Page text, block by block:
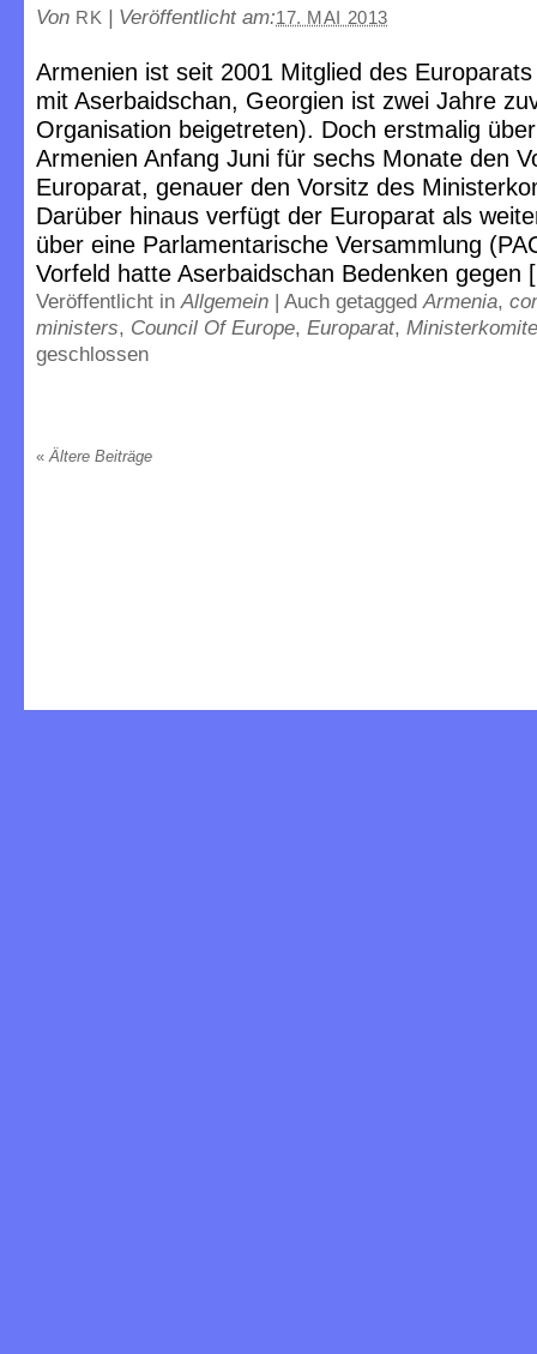
Von RK | Veröffentlicht am:17. MAI 2013
Armenien ist seit 2001 Mitglied des
mit Aserbaidschan, Georgien ist zwei Jahre
Organisation beigetreten). Doch erstmalig
Armenien Anfang Juni für sechs Monate den
Europarat, genauer den Vorsitz des
Darüber hinaus verfügt der Europarat als
über eine Parlamentarische Versammlung
Vorfeld hatte Aserbaidschan Bedenken
Veröffentlicht inAllgemein | Auch getaggedArmenia,
ministers, Council Of Europe, Europarat,
geschlossen
« Ältere Beiträge